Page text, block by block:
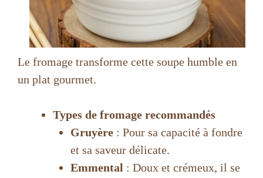
Le fromage transforme cette soupe humble en
un plat gourmet.
Types de fromage recommandés
Gruyère : Pour sa capacité à fondre
et sa saveur délicate.
Emmental : Doux et crémeux, il se